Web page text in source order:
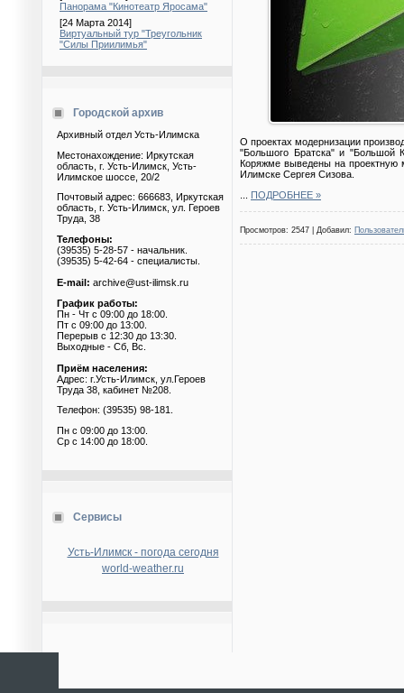
Панорама "Кинотеатр Яросама"
[24 Марта 2014]
Виртуальный тур "Треугольник
"Силы Приилимья"
Городской архив
Архивный отдел Усть-Илимска
Местонахождение: Иркутская
область, г. Усть-Илимск, Усть-
Илимское шоссе, 20/2
Почтовый адрес: 666683, Иркутская
область, г. Усть-Илимск, ул. Героев
Труда, 38
Телефоны:
(39535) 5-28-57 - начальник.
(39535) 5-42-64 - специалисты.
E-mail: archive@ust-ilimsk.ru
График работы:
Пн - Чт с 09:00 до 18:00.
Пт с 09:00 до 13:00.
Перерыв с 12:30 до 13:30.
Выходные - Сб, Вс.
Приём населения:
Адрес: г.Усть-Илимск, ул.Героев
Труда 38, кабинет №208.
Телефон: (39535) 98-181.
Пн с 09:00 до 13:00.
Ср с 14:00 до 18:00.
Сервисы
Усть-Илимск - погода сегодня
world-weather.ru
О проектах модернизации
"Большого Братска" и "Большой
Коряжме выведены на проектную
Илимске Сергея Сизова.
ПОДРОБНЕЕ »
Просмотров: 2547 | Добавил: